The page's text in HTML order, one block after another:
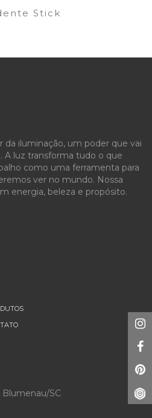
Stick
da iluminação, um poder que vai
A luz transforma tudo o que
como uma ferramenta para
ver no mundo. Nossa
energia, beleza e propósito.
Blumenau/SC